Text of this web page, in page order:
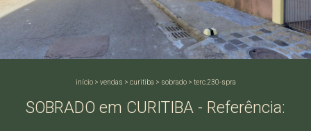
início> vendas > curitiba > sobrado> terc.230-spra
SOBRADO em CURITIBA - Referência: